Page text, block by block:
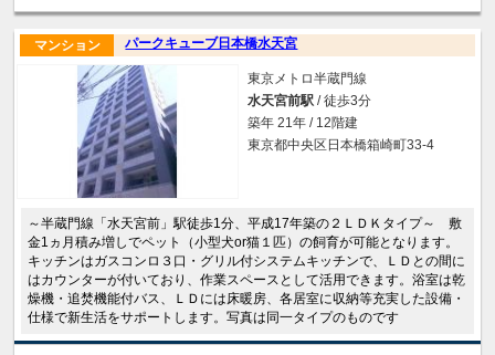
パークキューブ日本橋水天宮
マンション
東京メトロ半蔵門線
水天宮前駅 / 徒歩3分
築年 21年 / 12階建
東京都中央区日本橋箱崎町33-4
～半蔵門線「水天宮前」駅徒歩1分、平成17年築の２ＬＤＫタイプ～ 敷
金1ヵ月積み増しでペット（小型犬or猫１匹）の飼育が可能となります。
キッチンはガスコンロ３口・グリル付システムキッチンで、ＬＤとの間に
はカウンターが付いており、作業スペースとして活用できます。浴室は乾
燥機・追焚機能付バス、ＬＤには床暖房、各居室に収納等充実した設備・
仕様で新生活をサポートします。写真は同一タイプのものです